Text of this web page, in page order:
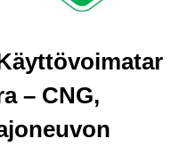
– CNG,